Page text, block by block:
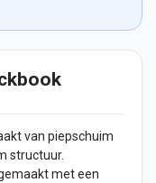
van piepschuim
structuur.
met een